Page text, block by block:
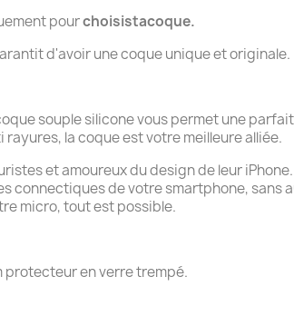
pourchoisistacoque.
d'avoir une coque unique et originale.
souple silicone vous permet une
la coque est votre meilleure alliée.
et amoureux du design de leur
connectiques de votre smartphone, sans
micro, tout est possible.
protecteur en verre trempé.